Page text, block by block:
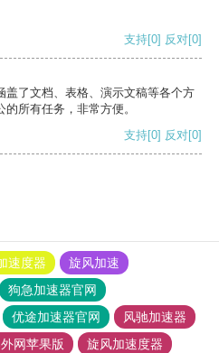
支持[0] 反对[0]
盖了文档、表格、演示文稿等各个方
所有任务，非常方便。
支持[0] 反对[0]
速度器
旋风加速
狗急加速器官网
优途加速器官网
风驰加速器
网苹果版
旋风加速度器